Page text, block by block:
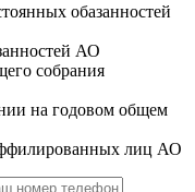
обазанностей
АО
собрания
на годовом общем
лиц АО